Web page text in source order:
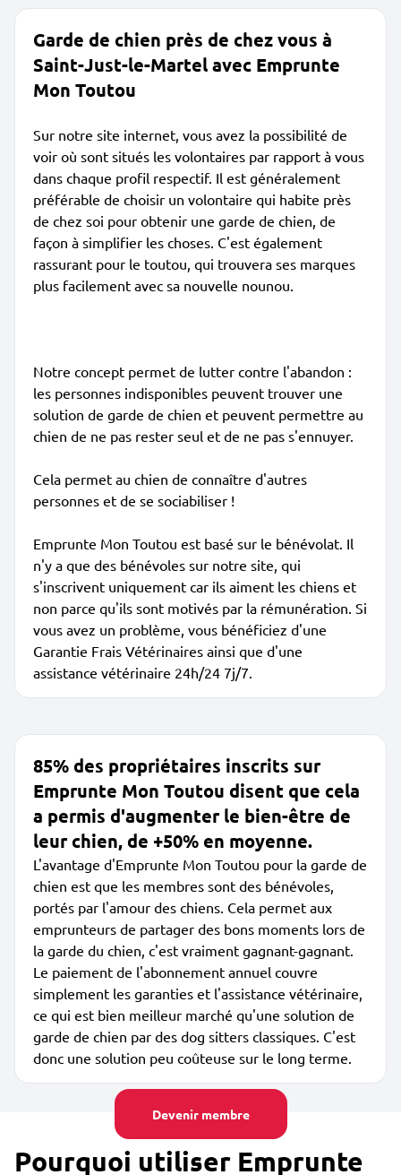
Devenir membre
Garde de chien près de chez vous à
Saint-Just-le-Martel avec Emprunte
Mon Toutou
Sur notre site internet, vous avez la possibilité de
voir où sont situés les volontaires par rapport à vous
dans chaque profil respectif. Il est généralement
préférable de choisir un volontaire qui habite près
de chez soi pour obtenir une garde de chien, de
façon à simplifier les choses. C'est également
rassurant pour le toutou, qui trouvera ses marques
plus facilement avec sa nouvelle nounou.
Notre concept permet de lutter contre l'abandon :
les personnes indisponibles peuvent trouver une
solution de garde de chien et peuvent permettre au
chien de ne pas rester seul et de ne pas s'ennuyer.
Cela permet au chien de connaître d'autres
personnes et de se sociabiliser !
Emprunte Mon Toutou est basé sur le bénévolat. Il
n'y a que des bénévoles sur notre site, qui
s'inscrivent uniquement car ils aiment les chiens et
non parce qu'ils sont motivés par la rémunération. Si
vous avez un problème, vous bénéficiez d'une
Garantie Frais Vétérinaires ainsi que d'une
assistance vétérinaire 24h/24 7j/7.
85% des propriétaires inscrits sur
Emprunte Mon Toutou disent que cela
a permis d'augmenter le bien-être de
leur chien, de +50% en moyenne.
L'avantage d'Emprunte Mon Toutou pour la garde de
chien est que les membres sont des bénévoles,
portés par l'amour des chiens. Cela permet aux
emprunteurs de partager des bons moments lors de
la garde du chien, c'est vraiment gagnant-gagnant.
Le paiement de l'abonnement annuel couvre
simplement les garanties et l'assistance vétérinaire,
ce qui est bien meilleur marché qu'une solution de
garde de chien par des dog sitters classiques. C'est
donc une solution peu coûteuse sur le long terme.
Pourquoi utiliser Emprunte